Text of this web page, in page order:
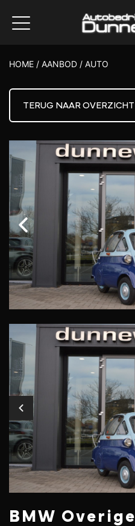
HOME / AANBOD / AUTO
TERUG NAAR OVERZICHT
BMW Overige